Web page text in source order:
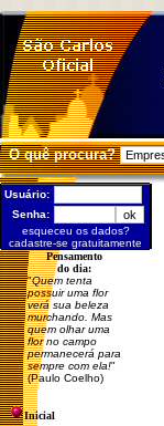
O quê procura?
Usuário:
Senha:
esqueceu os dados?
cadastre-se gratuitamente
Pensamento
do dia:
"Quem tenta
possuir uma flor
verá sua beleza
murchando. Mas
quem olhar uma
flor no campo
permanecerá para
sempre com ela!"
(Paulo Coelho)
Inicial